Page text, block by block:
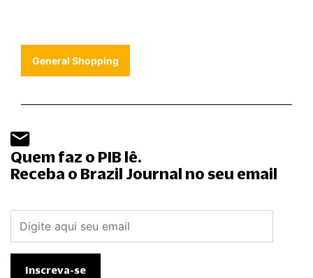
General Shopping
Quem faz o PIB lê.
Receba o Brazil Journal no seu email